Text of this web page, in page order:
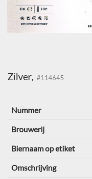
Zilver, #114645
Nummer
Brouwerij
Biernaam op etiket
Omschrijving